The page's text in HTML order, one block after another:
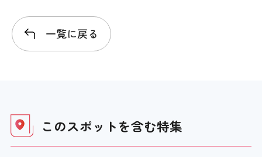
行先階等の表示
一覧に戻る
このスポットを含む特集